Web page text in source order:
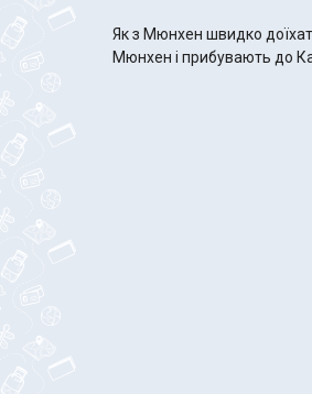
Як з Мюнхен швидко
Мюнхен і прибувають до